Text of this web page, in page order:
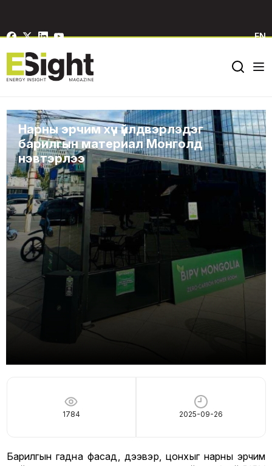
EN
Нарны эрчим хүч үйлдвэрлэдэг
барилгын материал Монголд
нэвтэрлээ
1784 2025-09-26
Барилгын гадна фасад, дээвэр, цонхыг нарны эрчим